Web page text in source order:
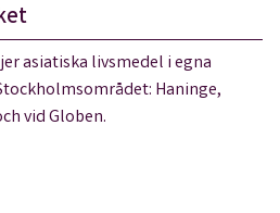
asiatiska livsmedel i egna
Haninge,
vid Globen.